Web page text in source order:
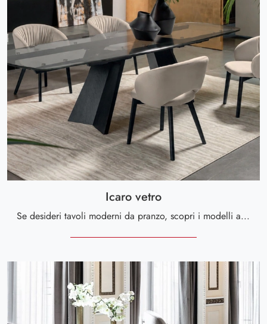
Icaro vetro
Se desideri tavoli moderni da pranzo, scopri i modelli allungabili di Calligaris: clicca e scopri il modello Icaro vetro in vetro.